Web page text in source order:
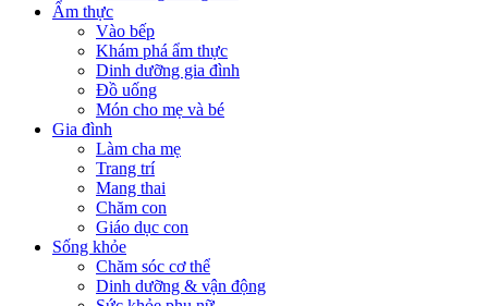
Ẩm thực
Vào bếp
Khám phá ẩm thực
Dinh dưỡng gia đình
Đồ uống
Món cho mẹ và bé
Gia đình
Làm cha mẹ
Trang trí
Mang thai
Chăm con
Giáo dục con
Sống khỏe
Chăm sóc cơ thể
Dinh dưỡng & vận động